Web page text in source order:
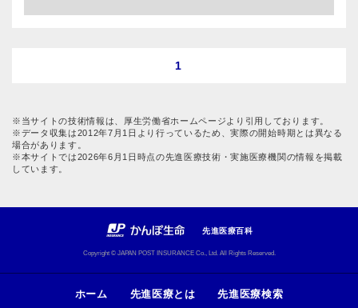
1
※当サイトの技術情報は、厚生労働省ホームページより引用しております。
※データ収集は2012年7月1日より行っているため、実際の開始時期とは異なる
場合があります。
※本サイトでは2026年6月1日時点の先進医療技術・実施医療機関の情報を掲載
しています。
先進医療百科
Copyright © JAPAN POST INSURANCE Co., Ltd. All Rights Reserved.
ホーム 先進医療とは 先進医療検索